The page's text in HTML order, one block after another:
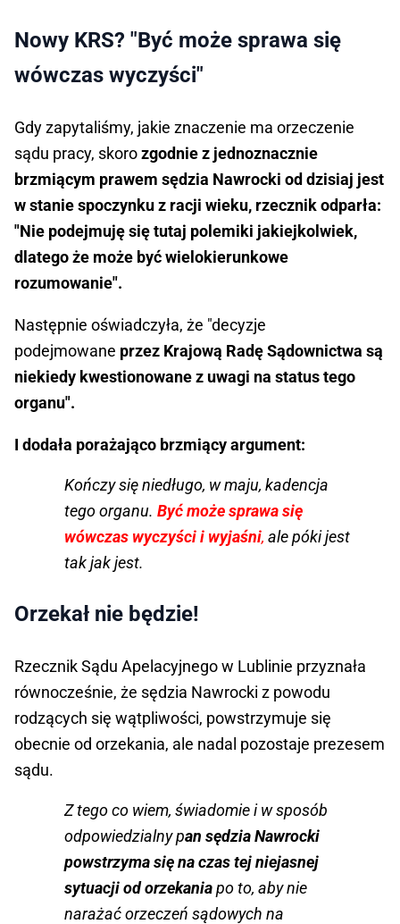
Nowy KRS? "Być może sprawa się
wówczas wyczyści"
Gdy zapytaliśmy, jakie znaczenie ma orzeczenie
sądu pracy, skorozgodnie z jednoznacznie
brzmiącym prawem sędzia Nawrocki od dzisiaj jest
w stanie spoczynku z racji wieku, rzecznik odparła:
"Nie podejmuję się tutaj polemiki jakiejkolwiek,
dlatego że może być wielokierunkowe
rozumowanie".
Następnie oświadczyła, że "decyzje
podejmowane przez Krajową Radę Sądownictwa są
niekiedy kwestionowane z uwagi na status tego
organu".
I dodała porażająco brzmiący argument:
Kończy się niedługo, w maju, kadencja
tego organu. Być może sprawa się
wówczas wyczyści i wyjaśni, ale póki jest
tak jak jest.
Orzekał nie będzie!
Rzecznik Sądu Apelacyjnego w Lublinie przyznała
równocześnie, że sędzia Nawrocki z powodu
rodzących się wątpliwości, powstrzymuje się
obecnie od orzekania, ale nadal pozostaje prezesem
sądu.
Z tego co wiem, świadomie i w sposób
odpowiedzialny pan sędzia Nawrocki
powstrzyma się na czas tej niejasnej
sytuacji od orzekaniapo to, aby nie
narażać orzeczeń sądowych na